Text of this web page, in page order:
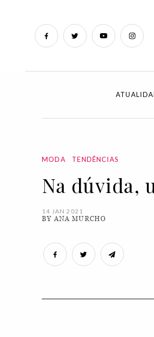
MODA TENDÊNCIAS
Na dúvida,
14 JAN 2021
BY ANA MURCHO